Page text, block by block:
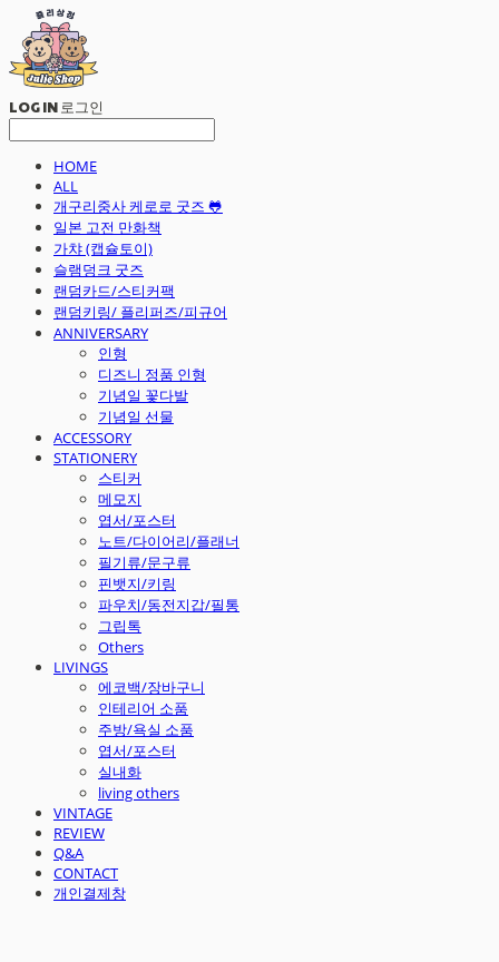
LOG IN로그인
HOME
ALL
개구리중사 케로로 굿즈 🐸
일본 고전 만화책
가챠 (캡슐토이)
슬램덩크 굿즈
랜덤카드/스티커팩
랜덤키링/ 플리퍼즈/피규어
ANNIVERSARY
인형
디즈니 정품 인형
기념일 꽃다발
기념일 선물
ACCESSORY
STATIONERY
스티커
메모지
엽서/포스터
노트/다이어리/플래너
필기류/문구류
핀뱃지/키링
파우치/동전지갑/필통
그립톡
Others
LIVINGS
에코백/장바구니
인테리어 소품
주방/욕실 소품
엽서/포스터
실내화
living others
VINTAGE
REVIEW
Q&A
CONTACT
개인결제창